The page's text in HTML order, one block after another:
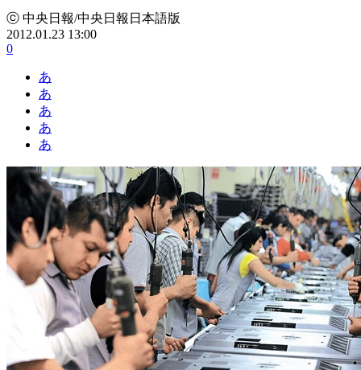
ⓒ 中央日報/中央日報日本語版
2012.01.23 13:00
0
あ
あ
あ
あ
あ